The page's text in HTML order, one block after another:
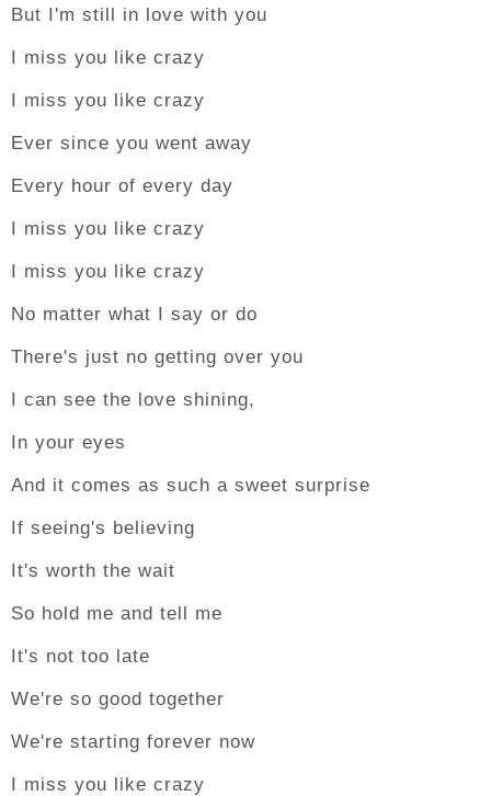
But I'm still in love with you
I miss you like crazy
I miss you like crazy
Ever since you went away
Every hour of every day
I miss you like crazy
I miss you like crazy
No matter what I say or do
There's just no getting over you
I can see the love shining,
In your eyes
And it comes as such a sweet surprise
If seeing's believing
It's worth the wait
So hold me and tell me
It's not too late
We're so good together
We're starting forever now
I miss you like crazy